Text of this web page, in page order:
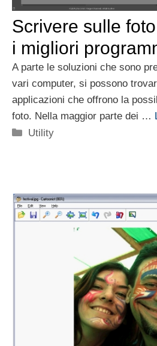
Scrivere sulle
i migliori
A parte le soluzioni che sono
vari computer, si possono
applicazioni che offrono la
foto. Nella maggior parte dei …
Categorie
Utility